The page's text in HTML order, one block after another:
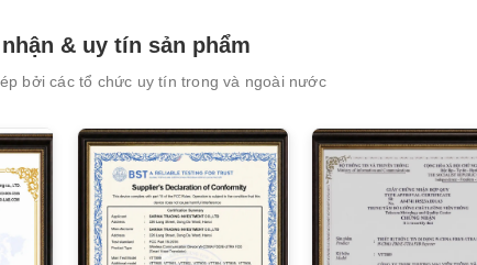
& uy tín sản phẩm
bởi các tổ chức uy tín trong và ngoài nước